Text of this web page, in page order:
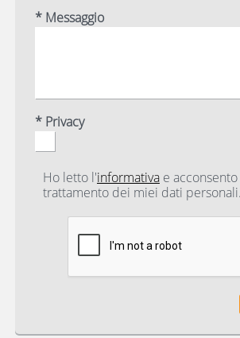
* Messaggio
* Privacy
Ho letto l'informativae acconsento
trattamento dei miei dati personali.